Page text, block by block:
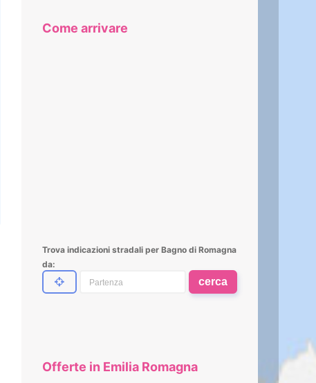
Come arrivare
Trova indicazioni stradali per Bagno di Romagna
da:
cerca
Offerte in Emilia Romagna